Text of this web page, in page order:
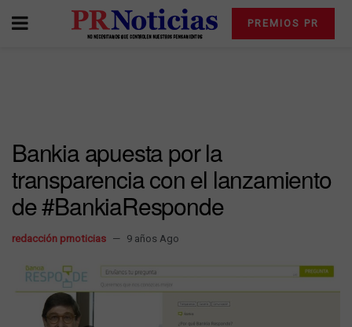
PREMIOS PR
Bankia apuesta por la
transparencia con el lanzamiento
de #BankiaResponde
redacción prnoticias 9 años Ago